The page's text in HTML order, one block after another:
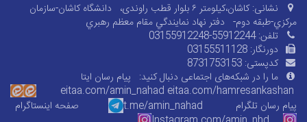
نشانی: کاشان،کیلومتر ۶ بلوار قطب راوندی،
دانشگاه کاشان-سازمان
مرکزي-طبقه دوم- دفتر نهاد نمايندگي مقام معظم رهبري
تلفن:03155912248-55912244
دورنگار: 03155511128
کدپستی: 8731753153
ما را در شبکه‌های اجتماعی دنبال کنید: پیام رسان ایتا
eitaa.com/amin_nahad eitaa.com/hamresankashan
پیام رسان تلگرام
t.me/amin_nahad
صفحه اینستاگرام